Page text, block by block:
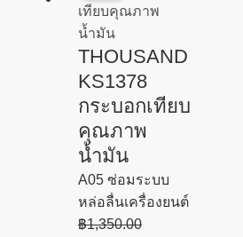
THOUSAND
KS1378
กระบอกเทียบ
คุณภาพ
น้ำมัน
A05 ซ่อมระบบ
หล่อลื่นเครื่องยนต์
฿1,350.00
was:
฿1,350.00.
is: